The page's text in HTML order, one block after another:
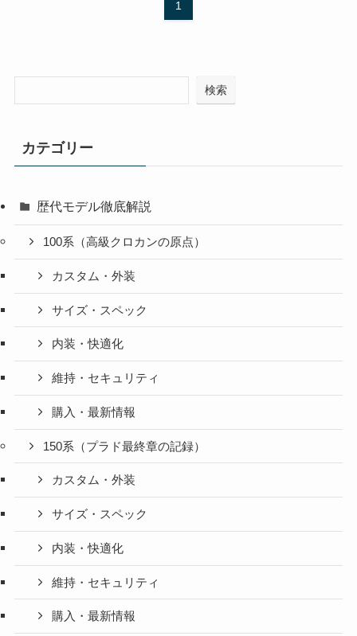
1
検索
カテゴリー
歴代モデル徹底解説
100系（高級クロカンの原点）
カスタム・外装
サイズ・スペック
内装・快適化
維持・セキュリティ
購入・最新情報
150系（プラド最終章の記録）
カスタム・外装
サイズ・スペック
内装・快適化
維持・セキュリティ
購入・最新情報